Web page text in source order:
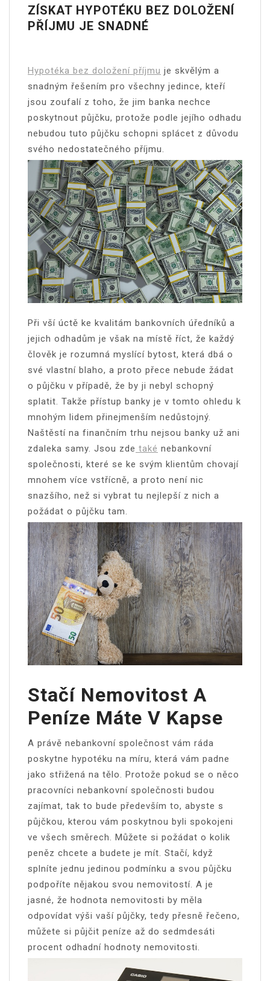
ZÍSKAT HYPOTÉKU BEZ DOLOŽENÍ
PŘÍJMU JE SNADNÉ
Hypotéka bez doložení příjmu je skvělým a
snadným řešením pro všechny jedince, kteří
jsou zoufalí z toho, že jim banka nechce
poskytnout půjčku, protože podle jejího odhadu
nebudou tuto půjčku schopni splácet z důvodu
svého nedostatečného příjmu.
Při vší úctě ke kvalitám bankovních úředníků a
jejich odhadům je však na místě říct, že každý
člověk je rozumná myslící bytost, která dbá o
své vlastní blaho, a proto přece nebude žádat
o půjčku v případě, že by ji nebyl schopný
splatit. Takže přístup banky je v tomto ohledu k
mnohým lidem přinejmenším nedůstojný.
Naštěstí na finančním trhu nejsou banky už ani
zdaleka samy. Jsou zde také nebankovní
společnosti, které se ke svým klientům chovají
mnohem více vstřícně, a proto není nic
snazšího, než si vybrat tu nejlepší z nich a
požádat o půjčku tam.
Stačí Nemovitost A
Peníze Máte V Kapse
A právě nebankovní společnost vám ráda
poskytne hypotéku na míru, která vám padne
jako střižená na tělo. Protože pokud se o něco
pracovníci nebankovní společnosti budou
zajímat, tak to bude především to, abyste s
půjčkou, kterou vám poskytnou byli spokojeni
ve všech směrech. Můžete si požádat o kolik
peněz chcete a budete je mít. Stačí, když
splníte jednu jedinou podmínku a svou půjčku
podpoříte nějakou svou nemovitostí. A je
jasné, že hodnota nemovitosti by měla
odpovídat výši vaší půjčky, tedy přesně řečeno,
můžete si půjčit peníze až do sedmdesáti
procent odhadní hodnoty nemovitosti.